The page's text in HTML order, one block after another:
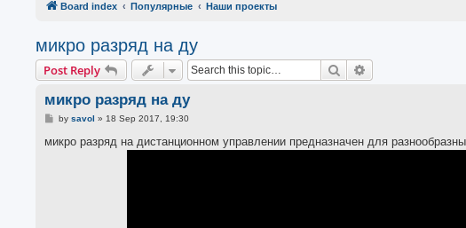
Board index Популярные Наши проекты
микро разряд на ду
Post Reply Search
микро разряд на ду
P
s
by savol » 18 Sep 2017, 19:30
микро разряд на дистанционном управлении предназначен для